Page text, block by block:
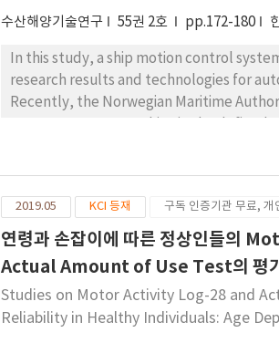
수산해양기술연구 55권 2호 pp.172-180
In this study, a ship motion control
research results and technologies for
Recently, the Norwegian Maritime
the authors also try to develop
2019.05 KCI 등재 구독 인증기관 무료, 개
연령과 손잡이에 따른 정상인들의
Actual Amount of Use Test의 평
Studies on Motor Activity Log-28 and
Reliability in Healthy Individuals: Age